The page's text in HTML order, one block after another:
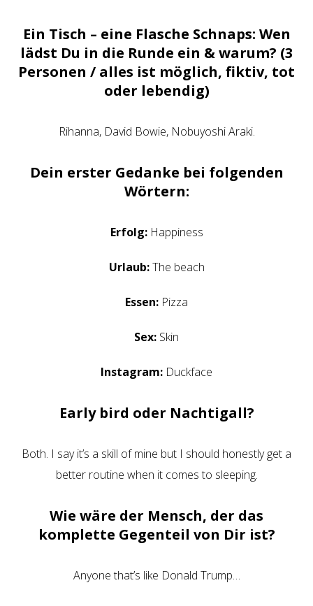
Ein Tisch – eine Flasche Schnaps: Wen
lädst Du in die Runde ein & warum? (3
Personen / alles ist möglich, fiktiv, tot
oder lebendig)
Rihanna, David Bowie, Nobuyoshi Araki.
Dein erster Gedanke bei folgenden
Wörtern:
Erfolg:Happiness
Urlaub:The beach
Essen: Pizza
Sex: Skin
Instagram: Duckface
Early bird oder Nachtigall?
Both. I say it’s a skill of mine but I should honestly get a
better routine when it comes to sleeping.
Wie wäre der Mensch, der das
komplette Gegenteil von Dir ist?
Anyone that’s like Donald Trump…